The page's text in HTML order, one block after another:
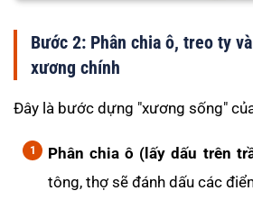
Bước 2: Phân chia ô, treo ty
xương chính
Đây là bước dựng "xương sống"
Phân chia ô (lấy dấu trên
tông, thợ sẽ đánh dấu các